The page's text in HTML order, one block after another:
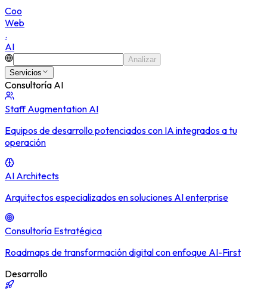
Coo
Web
.
AI
Analizar
Servicios
Consultoría AI
Staff Augmentation AI
Equipos de desarrollo potenciados con IA integrados a tu
operación
AI Architects
Arquitectos especializados en soluciones AI enterprise
Consultoría Estratégica
Roadmaps de transformación digital con enfoque AI-First
Desarrollo